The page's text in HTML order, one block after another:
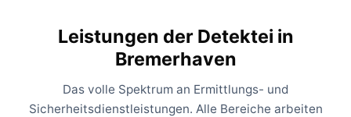
Leistungen der Detektei in
Bremerhaven
Das volle Spektrum an Ermittlungs- und
Sicherheitsdienstleistungen. Alle Bereiche arbeiten